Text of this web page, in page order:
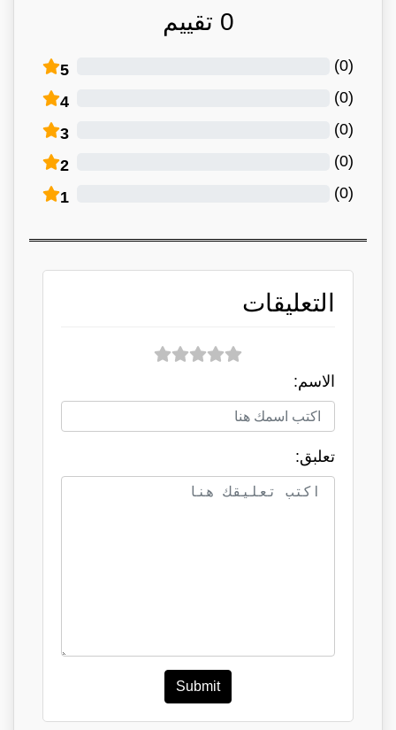
0 تقييم
5 (
0
)
4 (
0
)
3 (
0
)
2 (
0
)
1 (
0
)
التعليقات
الاسم:
تعلبق:
Submit